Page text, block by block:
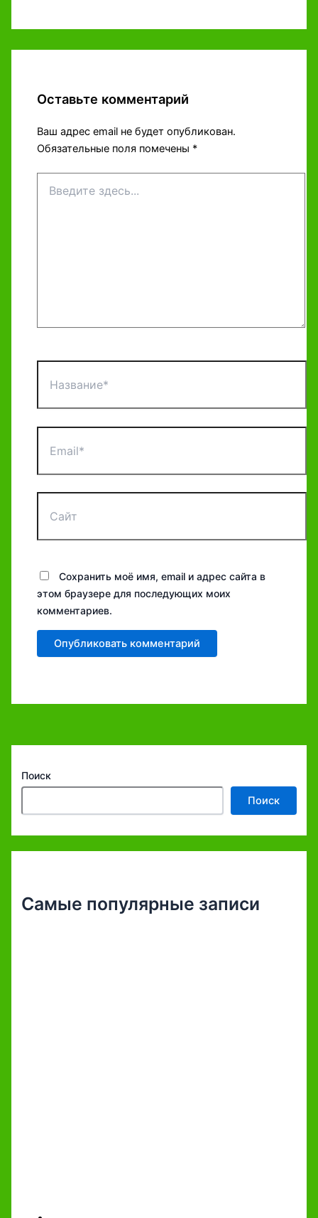
Оставьте комментарий
Ваш адрес email не будет опубликован.
Обязательные поля помечены *
здесь...
Сохранить моё имя, email и адрес сайта в
этом браузере для последующих моих
комментариев.
Поиск
Поиск
Самые популярные записи